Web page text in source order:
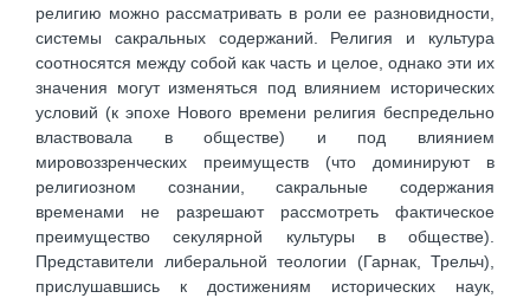
религию можно рассматривать в роли ее разновидности,
системы сакральных содержаний. Религия и культура
соотносятся между собой как часть и целое, однако эти их
значения могут изменяться под влиянием исторических
условий (к эпохе Нового времени религия беспредельно
властвовала в обществе) и под влиянием
мировоззренческих преимуществ (что доминируют в
религиозном сознании, сакральные содержания
временами не разрешают рассмотреть фактическое
преимущество секулярной культуры в обществе).
Представители либеральной теологии (Гарнак, Трельч),
прислушавшись к достижениям исторических наук,